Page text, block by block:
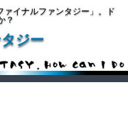
ァイナルファンタジー」。ド
？
ジー